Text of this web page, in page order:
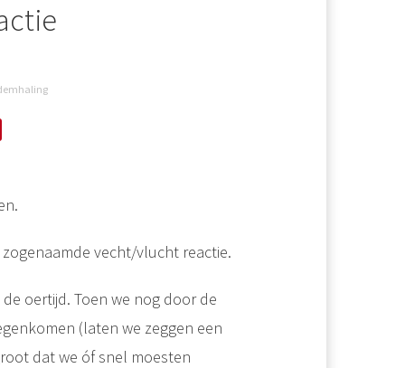
vecht/vlucht reactie.
oertijd. Toen we nog door de
(laten we zeggen een
dat we óf snel moesten